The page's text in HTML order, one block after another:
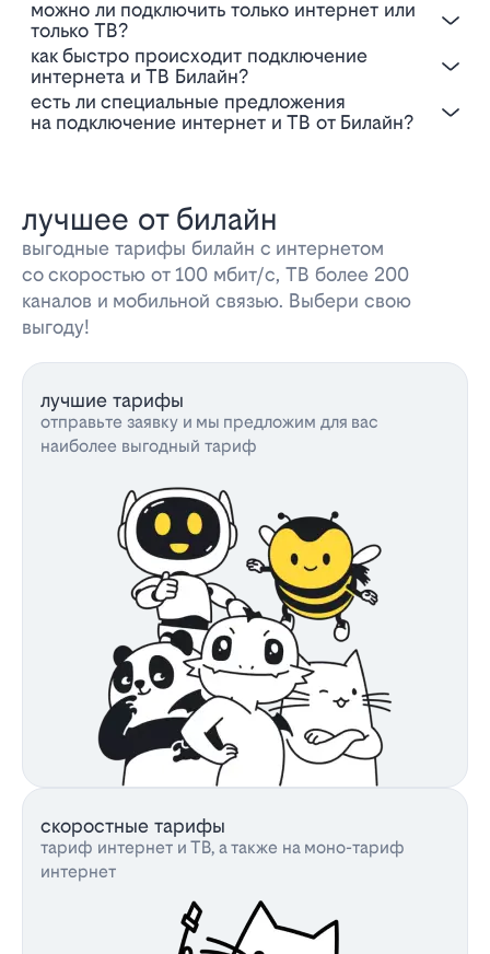
Можно ли подключить только интернет или
только ТВ?
Как быстро происходит подключение
интернета и ТВ Билайн?
Есть ли специальные предложения
на подключение интернет и ТВ от Билайн?
лучшее от билайн
выгодные тарифы билайн с интернетом
со скоростью от 100 мбит/с, ТВ более 200
каналов и мобильной связью. Выбери свою
выгоду!
лучшие тарифы
отправьте заявку и мы предложим для вас
наиболее выгодный тариф
скоростные тарифы
тариф интернет и ТВ, а также на моно-тариф
интернет